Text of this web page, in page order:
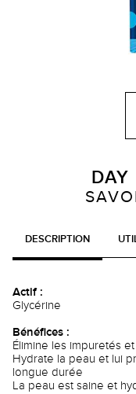
DESCRIPTION
Actif :
Glycérine
Bénéfices :
Élimine les impuretés
Hydrate la peau et lui
longue durée
La peau est saine et